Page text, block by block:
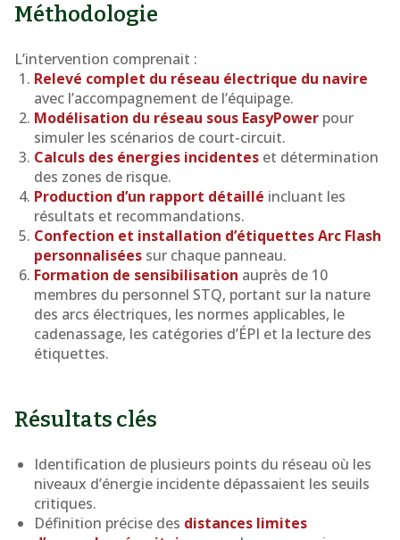
Méthodologie
L’intervention comprenait :
Relevé complet du réseau électrique du navire
avec l’accompagnement de l’équipage.
Modélisation du réseau sous EasyPower pour
simuler les scénarios de court-circuit.
Calculs des énergies incidentes et détermination
des zones de risque.
Production d’un rapport détaillé incluant les
résultats et recommandations.
Confection et installation d’étiquettes Arc Flash
personnalisées sur chaque panneau.
Formation de sensibilisation auprès de 10
membres du personnel STQ, portant sur la nature
des arcs électriques, les normes applicables, le
cadenassage, les catégories d’ÉPI et la lecture des
étiquettes.
Résultats clés
Identification de plusieurs points du réseau où les
niveaux d’énergie incidente dépassaient les seuils
critiques.
Définition précise des distances limites